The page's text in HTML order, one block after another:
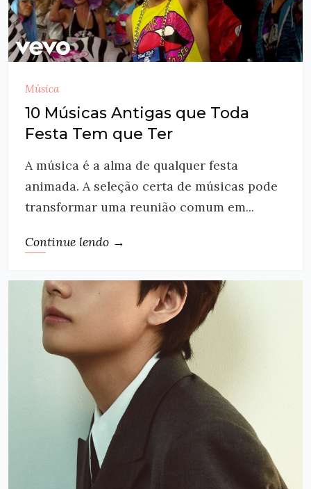
Música
10 Músicas Antigas que Toda
Festa Tem que Ter
A música é a alma de qualquer festa
animada. A seleção certa de músicas pode
transformar uma reunião comum em...
Continue lendo →